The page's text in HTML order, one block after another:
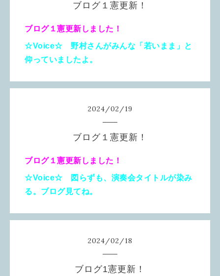
ブログ１憲更新！
ブログ１憲更新しました！
☆Voice☆ 野村さんがみんな「若いまま」と
仰っていましたよ。
2024/02/19
ブログ１憲更新！
ブログ１憲更新しました！
☆Voice☆ 図らずも、演奏会タイトルが染み
る。ブログ見てね。
2024/02/18
ブログ1憲更新！